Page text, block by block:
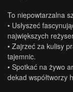
To niepowtarzalna
• Usłyszeć
największych
• Zajrzeć za kulisy
tajemnic.
• Spotkać na żywo
dekad współtworzy